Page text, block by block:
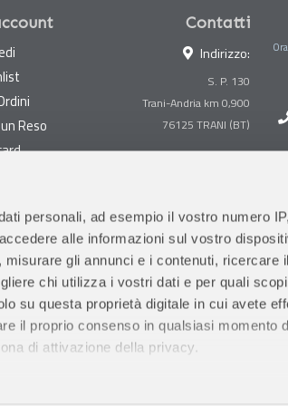
personali, ad esempio il vostro numero
alle informazioni sul vostro
gli annunci e i contenuti, ricercare
chi utilizza i vostri dati e per quali
su questa proprietà digitale in cui avete
il proprio consenso in qualsiasi momento
di attivazione della privacy.
Reso
vendita
e Resi
sicuri
Contatti
Indirizzo:
S. P. 130
Trani-Andria km 0,900
Prima Infanzia: 0883
494858
Orari di apertura al pubblico